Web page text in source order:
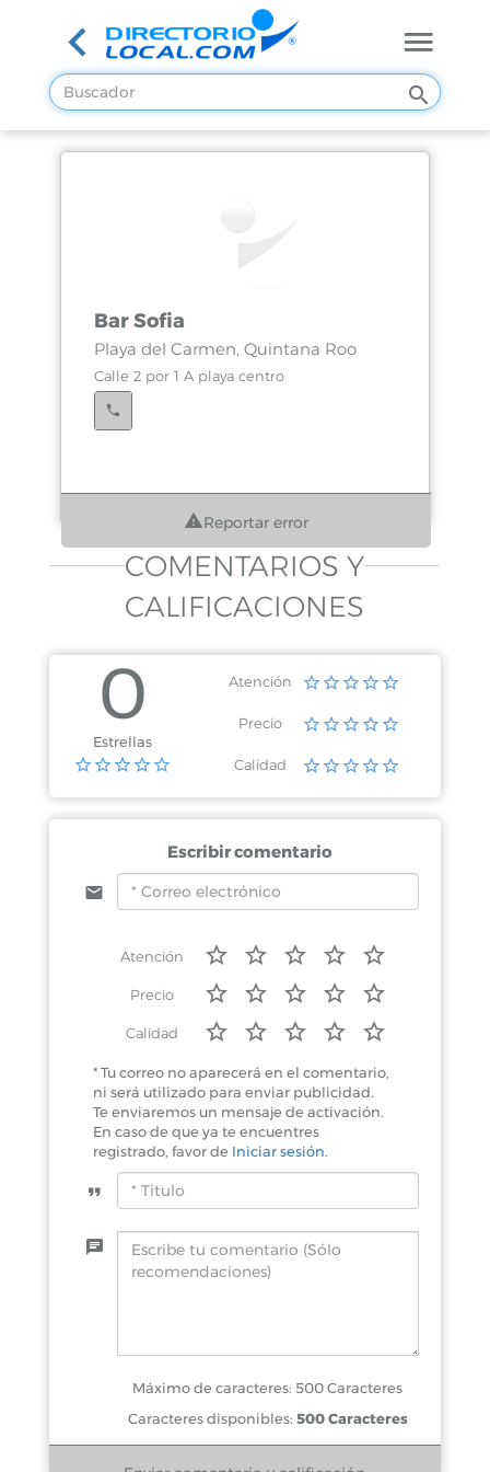
Bar Sofia
Playa del Carmen, Quintana Roo
Calle 2 por 1 A playa centro
Reportar error
COMENTARIOS Y
CALIFICACIONES
0
Estrellas
Atención
Precio
Calidad
Escribir comentario
Atención
Precio
Calidad
* Tu correo no aparecerá en el comentario,
ni será utilizado para enviar publicidad.
Te enviaremos un mensaje de activación.
En caso de que ya te encuentres
registrado, favor de Iniciar sesión.
Máximo de caracteres: 500 Caracteres
Caracteres disponibles: 500 Caracteres